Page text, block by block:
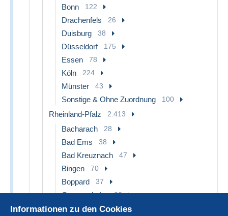
Bonn 122
Drachenfels 26
Duisburg 38
Düsseldorf 175
Essen 78
Köln 224
Münster 43
Sonstige & Ohne Zuordnung 100
Rheinland-Pfalz 2.413
Bacharach 28
Bad Ems 38
Bad Kreuznach 47
Bingen 70
Boppard 37
Germersheim 28
Kaiserslautern 48
Informationen zu den Cookies